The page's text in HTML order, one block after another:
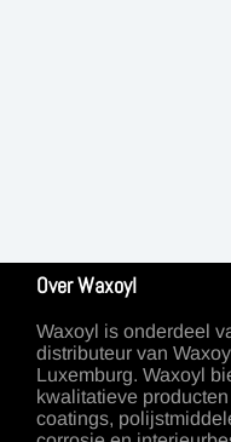
Over Waxoyl
Waxoyl is onderdeel
distributeur van
Luxemburg. Waxoyl
kwalitatieve
coatings,